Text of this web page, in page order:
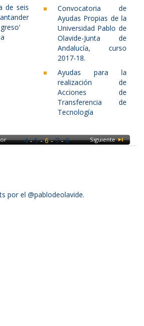
de seis
Convocatoria de
Ayudas Propias de la
Universidad Pablo de
Olavide-Junta de
Andalucía, curso
2017-18.
Ayudas para la
realización de
Acciones de
Transferencia de
Tecnología
4-5-6-7-8 Siguiente
por el @pablodeolavide.